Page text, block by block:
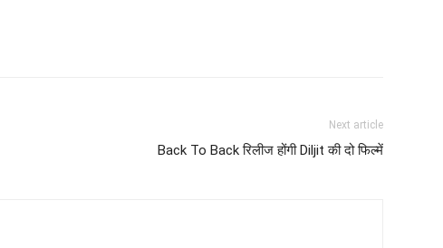
Next article
Back To Back रिलीज होंगी Diljit की दो फिल्‍में